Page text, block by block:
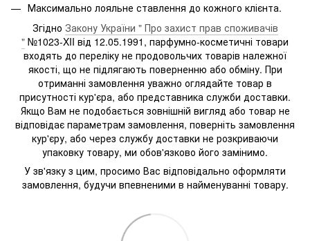
Максимально лояльне ставлення до кожного клієнта.
Згідно Закону України " Про захист прав споживачів
" №1023-XII від 12.05.1991, парфумно-косметичні товари
входять до переліку не продовольчих товарів належної
якості, що не підлягають поверненню або обміну. При
отриманні замовлення уважно оглядайте товар в
присутності кур'єра, або представника служби доставки.
Якщо Вам не подобається зовнішній вигляд або товар не
відповідає параметрам замовлення, поверніть замовлення
кур'єру, або через службу доставки не розкриваючи
упаковку товару, ми обов'язково його замінимо.
У зв'язку з цим, просимо Вас відповідально оформляти
замовлення, будучи впевненими в найменуванні товару.